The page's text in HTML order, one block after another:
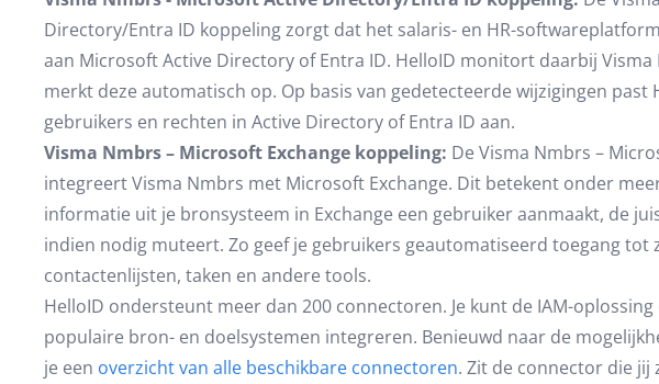
Directory/Entra ID koppeling zorgt dat het salaris- en HR-
aan Microsoft Active Directory of Entra ID. HelloID monitort daarbij
merkt deze automatisch op. Op basis van gedetecteerde wijzigingen past
gebruikers en rechten in Active Directory of Entra ID aan.
Visma Nmbrs – Microsoft Exchange koppeling: De Visma Nmbrs –
integreert Visma Nmbrs met Microsoft Exchange. Dit betekent onder
informatie uit je bronsysteem in Exchange een gebruiker aanmaakt, de
indien nodig muteert. Zo geef je gebruikers geautomatiseerd toegang tot
contactenlijsten, taken en andere tools.
HelloID ondersteunt meer dan 200 connectoren. Je kunt de IAM-
populaire bron- en doelsystemen integreren. Benieuwd naar de
je een overzicht van alle beschikbare connectoren. Zit de connector die jij